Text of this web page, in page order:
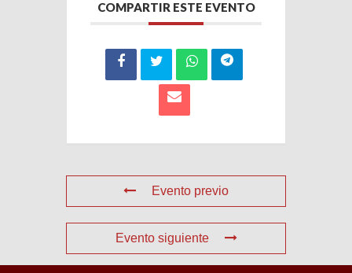
COMPARTIR ESTE EVENTO
Evento previo
Evento siguiente